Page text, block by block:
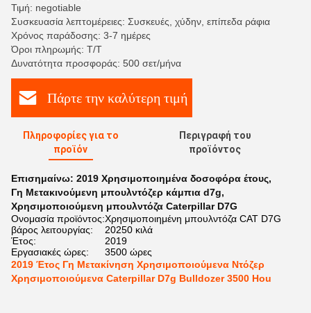
Τιμή: negotiable
Συσκευασία λεπτομέρειες: Συσκευές, χύδην, επίπεδα ράφια
Χρόνος παράδοσης: 3-7 ημέρες
Όροι πληρωμής: Τ/Τ
Δυνατότητα προσφοράς: 500 σετ/μήνα
Πάρτε την καλύτερη τιμή
Πληροφορίες για το
προϊόν
Περιγραφή του
προϊόντος
Επισημαίνω: 2019 Χρησιμοποιημένα δοσοφόρα έτους,
Γη Μετακινούμενη μπουλντόζερ κάμπια d7g,
Χρησιμοποιούμενη μπουλντόζα Caterpillar D7G
Ονομασία προϊόντος:Χρησιμοποιημένη μπουλντόζα CAT D7G
βάρος λειτουργίας:
20250 κιλά
Έτος:
2019
Εργασιακές ώρες:
3500 ώρες
2019 Έτος Γη Μετακίνηση Χρησιμοποιούμενα Ντόζερ
Χρησιμοποιούμενα Caterpillar D7g Bulldozer 3500 Hou